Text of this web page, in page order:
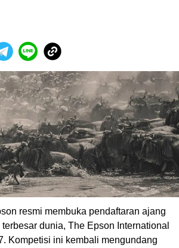
resmi membuka pendaftaran ajang
dunia, The Epson International
Kompetisi ini kembali mengundang